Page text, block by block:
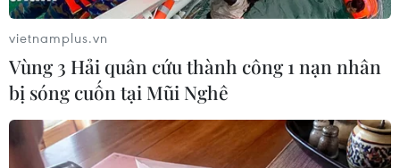
quả mưa lũ.
Cụ thể, Thủ tướng Chính phủ quyết định hỗ trợ
140 tỷ đồng từ nguồn dự phòng ngân sách trung
ương năm 2025 cho 4 địa phương để kịp thời
cứu trợ, hỗ trợ nhân dân và bước đầu khắc phục
hậu quả mưa lũ, trong đó: Thái Nguyên 50 tỷ
vietnamplus.vn
Vùng 3 Hải quân cứu thành công 1 nạn nhân
bị sóng cuốn tại Mũi Nghê